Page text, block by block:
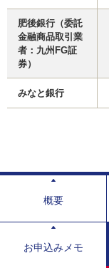
肥後銀行（委託
金融商品取引業
者：九州FG証
券）
みなと銀行
概要
お申込みメモ